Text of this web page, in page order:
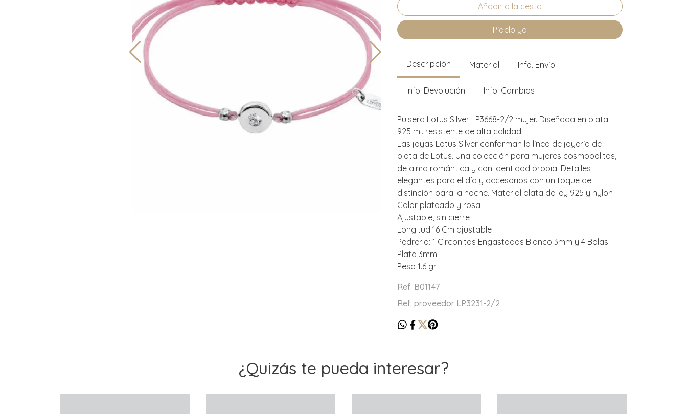
¡Pídelo ya!
Descripción Material Info. Envío
Info. Devolución Info. Cambios
Pulsera Lotus Silver LP3668-2/2 mujer. Diseñada en plata
925 ml. resistente de alta calidad.
Las joyas Lotus Silver conforman la línea de joyería de
plata de Lotus. Una colección para mujeres cosmopolitas,
de alma romántica y con identidad propia. Detalles
elegantes para el día y accesorios con un toque de
distinción para la noche. Material plata de ley 925 y nylon
Color plateado y rosa
Ajustable, sin cierre
Longitud 16 Cm ajustable
Pedreria: 1 Circonitas Engastadas Blanco 3mm y 4 Bolas
Plata 3mm
Peso 1.6 gr
Ref. B01147
Ref. proveedor LP3231-2/2
¿Quizás te pueda interesar?